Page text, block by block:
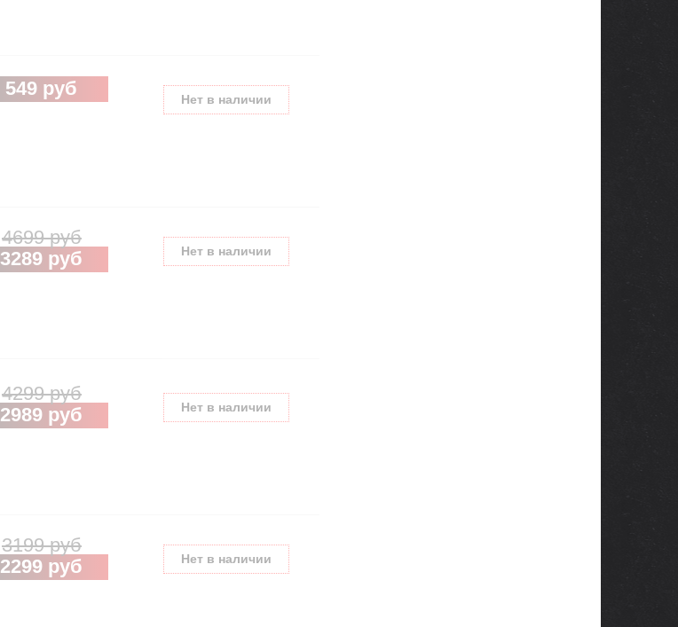
549 руб Нет в наличии
4699 руб
3289 руб
Нет в наличии
4299 руб
2989 руб
Нет в наличии
3199 руб
2299 руб
Нет в наличии